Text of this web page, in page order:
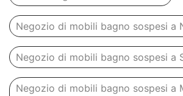
Negozio di mobili bagno sospesi a
Negozio di mobili bagno sospesi a
Negozio di mobili bagno sospesi a